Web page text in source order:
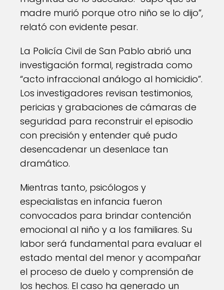
madre murió porque otro niño se lo dijo”,
relató con evidente pesar.
La Policía Civil de San Pablo abrió una
investigación formal, registrada como
“acto infraccional análogo al homicidio”.
Los investigadores revisan testimonios,
pericias y grabaciones de cámaras de
seguridad para reconstruir el episodio
con precisión y entender qué pudo
desencadenar un desenlace tan
dramático.
Mientras tanto, psicólogos y
especialistas en infancia fueron
convocados para brindar contención
emocional al niño y a los familiares. Su
labor será fundamental para evaluar el
estado mental del menor y acompañar
el proceso de duelo y comprensión de
los hechos. El caso ha generado un